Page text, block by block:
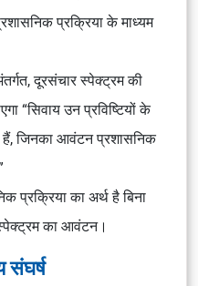
प्रक्रिया के माध्यम
दूरसंचार स्पेक्ट्रम की
“सिवाय उन प्रविष्टियों के
जिनका आवंटन प्रशासनिक
प्रक्रिया का अर्थ है बिना
का आवंटन।
संघर्ष